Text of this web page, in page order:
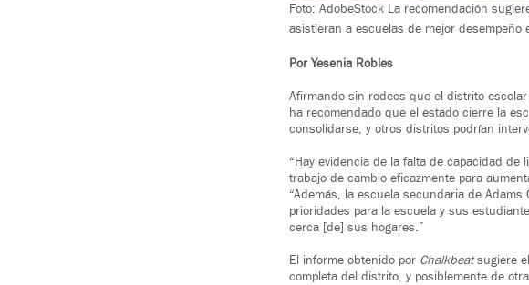
Foto: AdobeStock La recomendación
asistieran a escuelas de mejor desempeño
Por Yesenia Robles
Afirmando sin rodeos que el distrito
ha recomendado que el estado cierre la
consolidarse, y otros distritos podrían
“Hay evidencia de la falta de capacidad
trabajo de cambio eficazmente para
“Además, la escuela secundaria de
prioridades para la escuela y sus
cerca [de] sus hogares.”
El informe obtenido por Chalkbeatsugiere
completa del distrito, y posiblemente de